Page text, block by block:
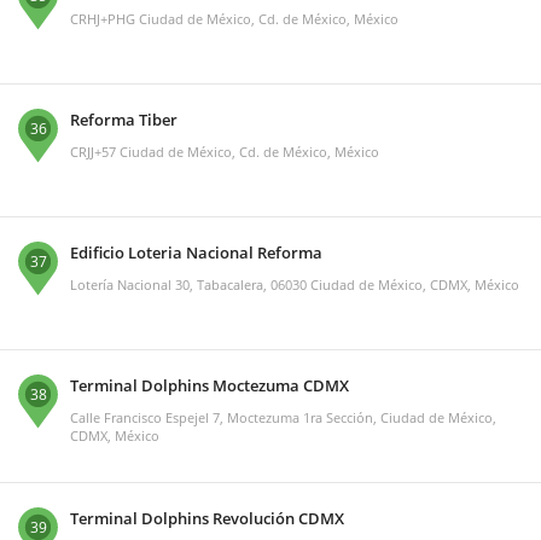
CRHJ+PHG Ciudad de México, Cd. de México, México
36 Reforma Tiber
CRJJ+57 Ciudad de México, Cd. de México, México
37 Edificio Loteria Nacional Reforma
Lotería Nacional 30, Tabacalera, 06030 Ciudad de México, CDMX, México
38 Terminal Dolphins Moctezuma CDMX
Calle Francisco Espejel 7, Moctezuma 1ra Sección, Ciudad de México,
CDMX, México
39 Terminal Dolphins Revolución CDMX